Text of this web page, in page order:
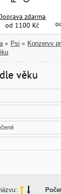
zdarma
od 1100 Kč
» Psi » Konzervy
věku